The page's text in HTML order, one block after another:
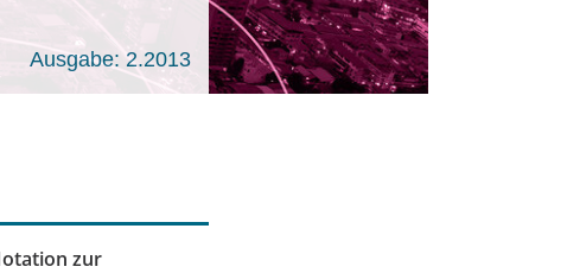
Ausgabe: 2.2013
zur